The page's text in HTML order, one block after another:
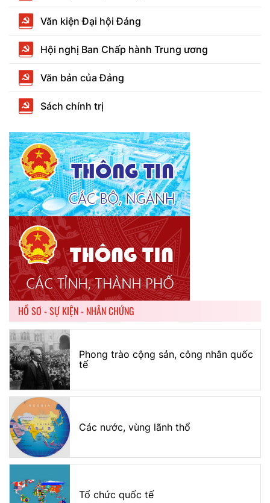
Văn kiện Đại hội Đảng
Hội nghị Ban Chấp hành Trung ương
Văn bản của Đảng
Sách chính trị
HỒ SƠ - SỰ KIỆN - NHÂN CHỨNG
Phong trào cộng sản, công nhân quốc
tế
Các nước, vùng lãnh thổ
Tổ chức quốc tế